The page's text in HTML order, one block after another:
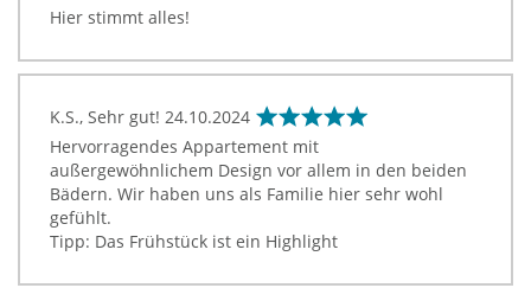
Hier stimmt alles!
K.S., Sehr gut! 24.10.2024
Hervorragendes Appartement mit
außergewöhnlichem Design vor allem in den beiden
Bädern. Wir haben uns als Familie hier sehr wohl
gefühlt.
Tipp: Das Frühstück ist ein Highlight